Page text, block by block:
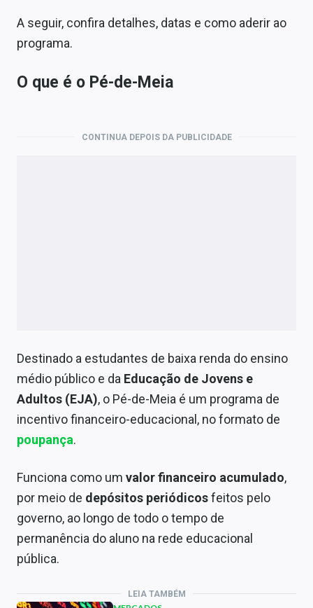
A seguir, confira detalhes, datas e como aderir ao
programa.
O que é o Pé-de-Meia
CONTINUA DEPOIS DA PUBLICIDADE
Destinado a estudantes de baixa renda do ensino
médio público e da Educação de Jovens e
Adultos (EJA), o Pé-de-Meia é um programa de
incentivo financeiro-educacional, no formato de
poupança.
Funciona como um valor financeiro acumulado,
por meio de depósitos periódicosfeitos pelo
governo, ao longo de todo o tempo de
permanência do aluno na rede educacional
pública.
LEIA TAMBÉM